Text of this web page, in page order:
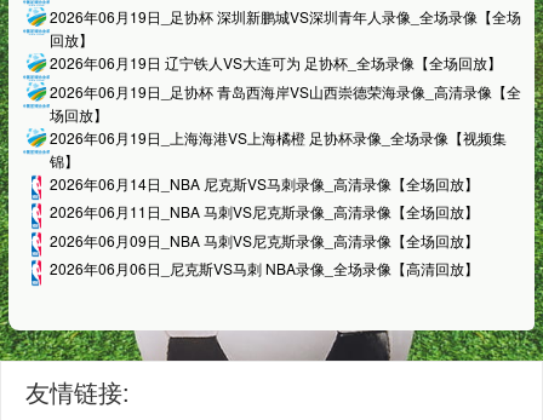
2026年06月19日_足协杯 深圳新鹏城VS深圳青年人录像_全场录像【全场
回放】
2026年06月19日 辽宁铁人VS大连可为 足协杯_全场录像【全场回放】
2026年06月19日_足协杯 青岛西海岸VS山西崇德荣海录像_高清录像【全
场回放】
2026年06月19日_上海海港VS上海橘橙 足协杯录像_全场录像【视频集
锦】
2026年06月14日_NBA 尼克斯VS马刺录像_高清录像【全场回放】
2026年06月11日_NBA 马刺VS尼克斯录像_高清录像【全场回放】
2026年06月09日_NBA 马刺VS尼克斯录像_高清录像【全场回放】
2026年06月06日_尼克斯VS马刺 NBA录像_全场录像【高清回放】
友情链接: